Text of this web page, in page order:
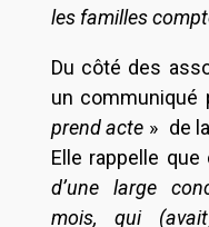
les familles
Du côté des
un communiqué
prend acte » de
Elle rappelle
d’une large
mois, qui